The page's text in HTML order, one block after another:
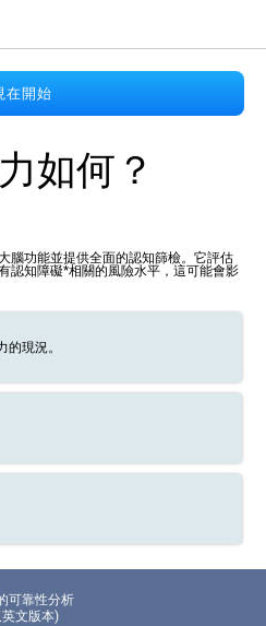
在開始
如何？
腦功能並提供全面的認知篩檢。它評估
認知障礙*相關的風險水平，這可能會影
的現況。
可靠性分析
文版本)